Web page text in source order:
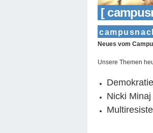
[
Neues vom
Unsere Themen
Nicki